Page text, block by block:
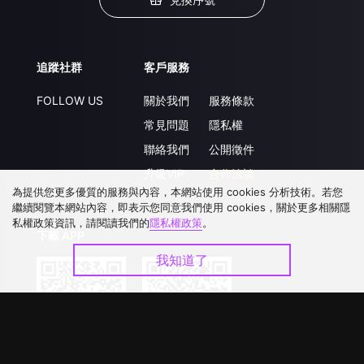
追蹤社群
FOLLOW US
客戶服務
關於我們
常見問題
聯絡我們
升級VIP
服務條款
隱私權
公開徵件
合作洽談
為提供您更多優質的服務與內容，本網站使用 cookies 分析技術。若您
繼續閱覽本網站內容，即表示您同意我們使用 cookies，關於更多相關隱
私權政策資訊，請閱讀我們的隱私權政策。
我知道了